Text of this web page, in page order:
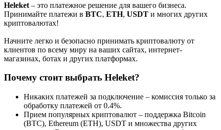
Heleket – это платежное решение для вашего бизнеса.
Принимайте платежи в BTC, ETH, USDT и многих других
криптовалютах!
Начните легко и безопасно принимать криптовалюту от
клиентов по всему миру на ваших сайтах, интернет-
магазинах, ботах и других платформах.
Почему стоит выбрать Heleket?​
Никаких платежей за подключение – комиссия только за
обработку платежей от 0.4%.
Прием популярных криптовалют – поддержка Bitcoin
(BTC), Ethereum (ETH), USDT и множества других